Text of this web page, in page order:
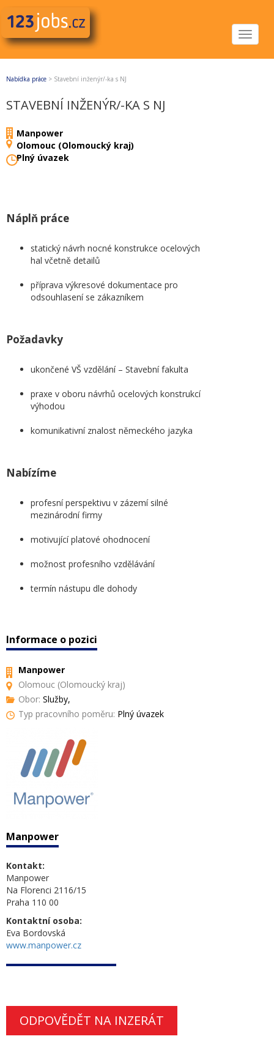
Toggle
Nabídka práce > Stavební inženýr/-ka s NJ
STAVEBNÍ INŽENÝR/-KA S NJ
Manpower
Olomouc (Olomoucký kraj)
Plný úvazek
Náplň práce
statický návrh nocné konstrukce ocelových
hal včetně detailů
příprava výkresové dokumentace pro
odsouhlasení se zákazníkem
Požadavky
ukončené VŠ vzdělání – Stavební fakulta
praxe v oboru návrhů ocelových konstrukcí
výhodou
komunikativní znalost německého jazyka
Nabízíme
profesní perspektivu v zázemí silné
mezinárodní firmy
motivující platové ohodnocení
možnost profesního vzdělávání
termín nástupu dle dohody
Informace o pozici
Manpower
Olomouc (Olomoucký kraj)
Obor: Služby,
Typ pracovního poměru: Plný úvazek
Manpower
Kontakt:
Manpower
Na Florenci 2116/15
Praha 110 00
Kontaktní osoba:
Eva Bordovská
www.manpower.cz
ODPOVĚDĚT NA INZERÁT